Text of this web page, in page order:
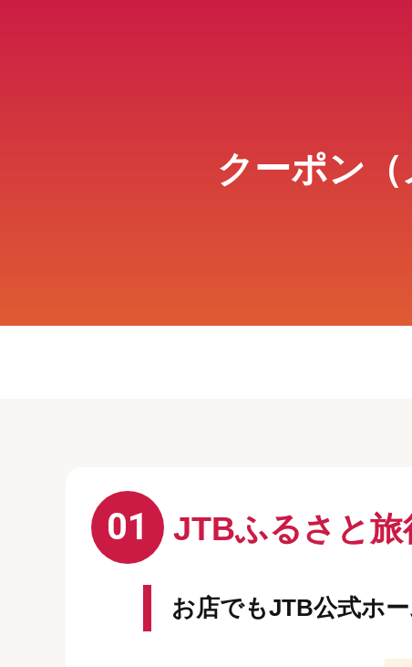
クーポン
01 JTBふるさと旅
お店でもJTB公式ホ